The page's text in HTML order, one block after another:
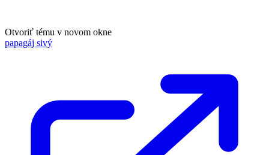
Otvoriť tému v novom okne
papagáj sivý